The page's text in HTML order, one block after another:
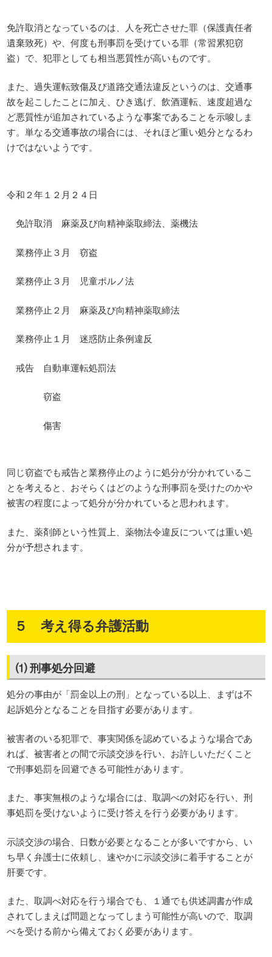
免許取消となっているのは、人を死亡させた罪（保護責任者
遺棄致死）や、何度も刑事罰を受けている罪（常習累犯窃
盗）で、犯罪としても相当悪質性が高いものです。
また、過失運転致傷及び道路交通法違反というのは、交通事
故を起こしたことに加え、ひき逃げ、飲酒運転、速度超過な
ど悪質性が追加されているような事案であることを示唆しま
す。単なる交通事故の場合には、それほど重い処分となるわ
けではないようです。
令和２年１２月２４日
免許取消 麻薬及び向精神薬取締法、薬機法
業務停止３月 窃盗
業務停止３月 児童ポルノ法
業務停止２月 麻薬及び向精神薬取締法
業務停止１月 迷惑防止条例違反
戒告 自動車運転処罰法
窃盗
傷害
同じ窃盗でも戒告と業務停止のように処分が分かれているこ
とを考えると、おそらくはどのような刑事罰を受けたのかや
被害の程度によって処分が分かれていると思われます。
また、薬剤師という性質上、薬物法令違反については重い処
分が予想されます。
５ 考え得る弁護活動
⑴ 刑事処分回避
処分の事由が「罰金以上の刑」となっている以上、まずは不
起訴処分となることを目指す必要があります。
被害者のいる犯罪で、事実関係を認めているような場合であ
れば、被害者との間で示談交渉を行い、お許しいただくこと
で刑事処罰を回避できる可能性があります。
また、事実無根のような場合には、取調べの対応を行い、刑
事処罰を受けないように受け答えを行う必要があります。
示談交渉の場合、日数が必要となることが多いですから、い
ち早く弁護士に依頼し、速やかに示談交渉に着手することが
肝要です。
また、取調べ対応を行う場合でも、１通でも供述調書が作成
されてしまえば問題となってしまう可能性が高いので、取調
べを受ける前から備えておく必要があります。